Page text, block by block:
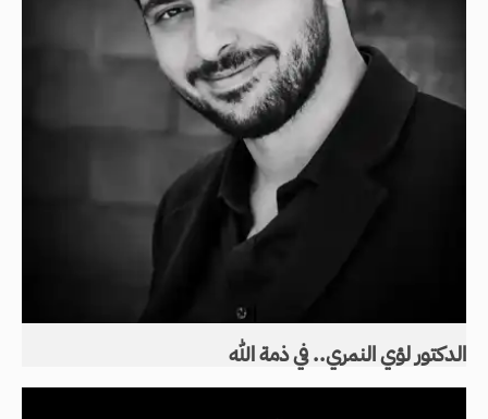
الدكتور لؤي النمري.. في ذمة الله